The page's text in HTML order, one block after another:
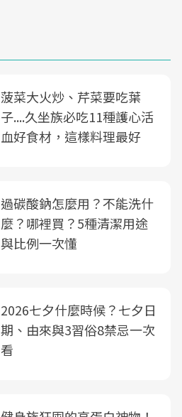
菠菜大火炒、芹菜要吃葉
子....久坐族必吃11種護心活
血好食材，這樣料理最好
過碳酸鈉怎麼用？不能洗什
麼？哪裡買？5種清潔用途
與比例一次懂
2026七夕什麼時候？七夕日
期、由來與3習俗8禁忌一次
看